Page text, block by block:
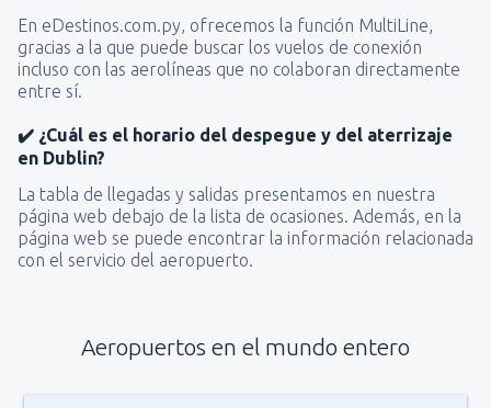
En eDestinos.com.py, ofrecemos la función MultiLine,
gracias a la que puede buscar los vuelos de conexión
incluso con las aerolíneas que no colaboran directamente
entre sí.
✔️ ¿Cuál es el horario del despegue y del aterrizaje
en Dublin?
La tabla de llegadas y salidas presentamos en nuestra
página web debajo de la lista de ocasiones. Además, en la
página web se puede encontrar la información relacionada
con el servicio del aeropuerto.
Aeropuertos en el mundo entero